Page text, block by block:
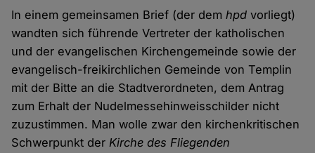
In einem gemeinsamen Brief (der demhpdvorliegt)
wandten sich führende Vertreter der katholischen
und der evangelischen Kirchengemeinde sowie der
evangelisch-freikirchlichen Gemeinde von Templin
mit der Bitte an die Stadtverordneten, dem Antrag
zum Erhalt der Nudelmessehinweisschilder nicht
zuzustimmen. Man wolle zwar den kirchenkritischen
Schwerpunkt derKirche des Fliegenden